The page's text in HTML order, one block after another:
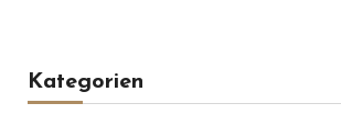
Kategorien